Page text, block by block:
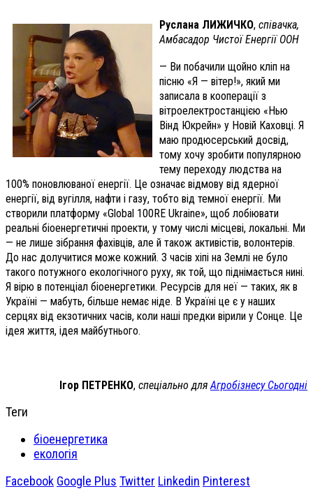
Руслана ЛИЖИЧКО, співачка,
Амбасадор Чистої Енергії ООН
— Ви побачили щойно кліп на
пісню «Я — вітер!», який ми
записала в кооперації з
вітроелектростанцією «Нью
Вінд Юкрейн» у Новій Каховці. Я
маю продюсерський досвід,
тому хочу зробити популярною
тему переходу людства на
100% поновлюваної енергії. Це означає відмову від ядерної
енергії, від вугілля, нафти і газу, тобто від темної енергії. Ми
створили платформу «Global 100RE Ukraine», щоб лобіювати
реальні біоенергетичні проекти, у тому числі місцеві, локальні. Ми
— не лише зібрання фахівців, але й також активістів, волонтерів.
До нас долучитися може кожний. З часів хіпі на Землі не було
такого потужного екологічного руху, як той, що піднімається нині.
Я вірю в потенціал біоенергетики. Ресурсів для неї — таких, як в
Україні — мабуть, більше немає ніде. В Україні це є у наших
серцях від екзотичних часів, коли наші предки вірили у Сонце. Це
ідея життя, ідея майбутнього.
Ігор ПЕТРЕНКО, спеціально дляАгробізнесу Сьогодні
Теги
біоенергетика
екологія
Facebook Google Plus Twitter Linkedin Pinterest